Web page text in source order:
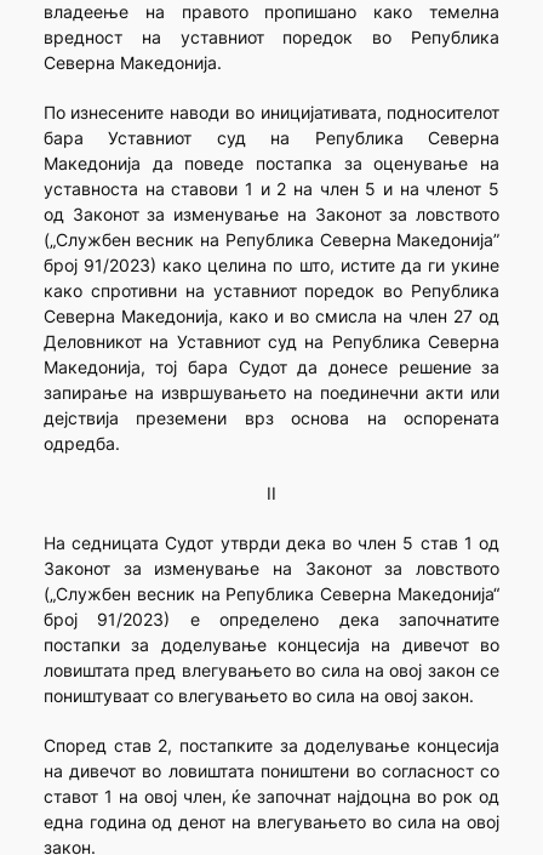
владеење на правото пропишано како темелна
вредност на уставниот поредок во Република
Северна Македонија.
По изнесените наводи во иницијативата, подносителот
бара Уставниот суд на Република Северна
Македонија да поведе постапка за оценување на
уставноста на ставови 1 и 2 на член 5 и на членот 5
од Законот за изменување на Законот за ловството
(„Службен весник на Република Северна Македонија”
број 91/2023) како целина по што, истите да ги укине
како спротивни на уставниот поредок во Република
Северна Македонија, како и во смисла на член 27 од
Деловникот на Уставниот суд на Република Северна
Македонија, тој бара Судот да донесе решение за
запирање на извршувањето на поединечни акти или
дејствија преземени врз основа на оспорената
одредба.
II
На седницата Судот утврди дека во член 5 став 1 од
Законот за изменување на Законот за ловството
(„Службен весник на Република Северна Македонија“
број 91/2023) е определено дека започнатите
постапки за доделување концесија на дивечот во
ловиштата пред влегувањето во сила на овој закон се
поништуваат со влегувањето во сила на овој закон.
Според став 2, постапките за доделување концесија
на дивечот во ловиштата поништени во согласност со
ставот 1 на овој член, ќе започнат најдоцна во рок од
една година од денот на влегувањето во сила на овој
закон.